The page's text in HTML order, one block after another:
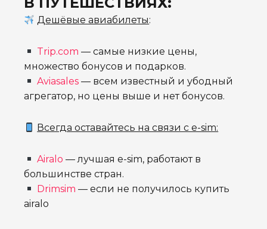
Дешёвые авиабилеты:
Trip.com — самые низкие цены,
множество бонусов и подарков.
Aviasales — всем известный и убодный
агрегатор, но цены выше и нет бонусов.
Всегда оставайтесь на связи с e-sim:
Airalo — лучшая e-sim, работают в
большинстве стран.
Drimsim — если не получилось купить
airalo